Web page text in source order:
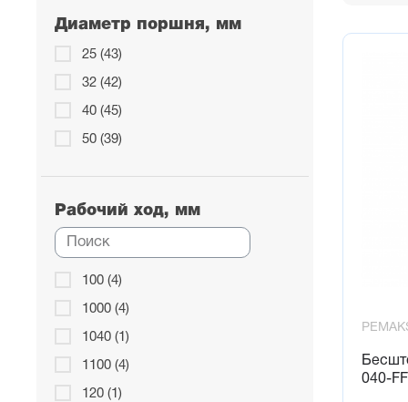
Диаметр поршня, мм
25 (43)
32 (42)
40 (45)
50 (39)
Рабочий ход, мм
100 (4)
1000 (4)
1040 (1)
1100 (4)
120 (1)
040-